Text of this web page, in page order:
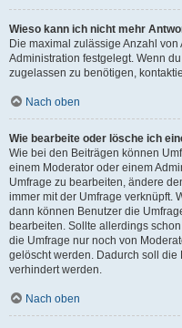
Wieso kann ich nicht mehr
Die maximal zulässige Anzahl
Administration festgelegt. Wenn
zugelassen zu benötigen,
Nach oben
Wie bearbeite oder lösche ich
Wie bei den Beiträgen können
einem Moderator oder einem
Umfrage zu bearbeiten, ändere
immer mit der Umfrage verknüpft.
dann können Benutzer die
bearbeiten. Sollte allerdings
die Umfrage nur noch von
gelöscht werden. Dadurch soll
verhindert werden.
Nach oben